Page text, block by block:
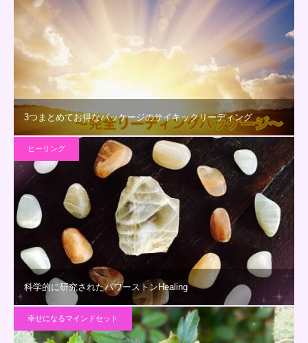
3つまとめてお得なパッケージのサイキックリーディング
ヒーリング
科学的に研究されたパワーストンHealing
幸せになるマインドセット